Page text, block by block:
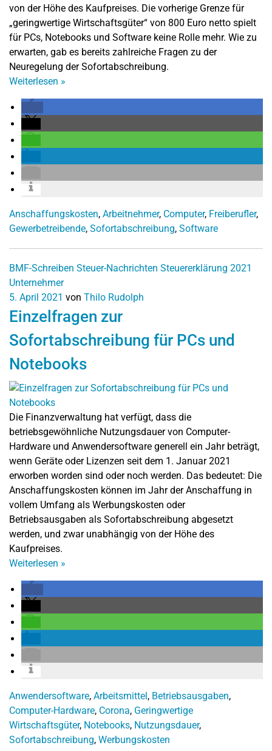
von der Höhe des Kaufpreises. Die vorherige Grenze für
„geringwertige Wirtschaftsgüter“ von 800 Euro netto spielt
für PCs, Notebooks und Software keine Rolle mehr. Wie zu
erwarten, gab es bereits zahlreiche Fragen zu der
Neuregelung der Sofortabschreibung.
Weiterlesen »
Anschaffungskosten, Arbeitnehmer, Computer, Freiberufler,
Gewerbetreibende, Sofortabschreibung, Software
BMF-Schreiben Steuer-Nachrichten Steuererklärung 2021
Unternehmer
5. April 2021 von Thilo Rudolph
Einzelfragen zur
Sofortabschreibung für PCs und
Notebooks
Die Finanzverwaltung hat verfügt, dass die
betriebsgewöhnliche Nutzungsdauer von Computer-
Hardware und Anwendersoftware generell ein Jahr beträgt,
wenn Geräte oder Lizenzen seit dem 1. Januar 2021
erworben worden sind oder noch werden. Das bedeutet: Die
Anschaffungskosten können im Jahr der Anschaffung in
vollem Umfang als Werbungskosten oder
Betriebsausgaben als Sofortabschreibung abgesetzt
werden, und zwar unabhängig von der Höhe des
Kaufpreises.
Weiterlesen »
Anwendersoftware, Arbeitsmittel, Betriebsausgaben,
Computer-Hardware, Corona, Geringwertige
Wirtschaftsgüter, Notebooks, Nutzungsdauer,
Sofortabschreibung, Werbungskosten